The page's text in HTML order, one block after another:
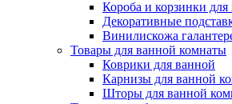
Короба и корзинки для
Декоративные
Винилискожа
Товары для ванной комнаты
Коврики для ванной
Карнизы для ванной
Шторы для ванной